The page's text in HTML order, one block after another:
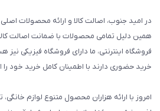
در امید جنوب، اصالت کالا و ارائه محصولات
همین دلیل تمامی محصولات با ضمانت اصالت
فروشگاه اینترنتی، ما دارای فروشگاه فیزیکی
خرید حضوری دارند با اطمینان کامل خرید خود را
امروز با ارائه هزاران محصول متنوع لوازم